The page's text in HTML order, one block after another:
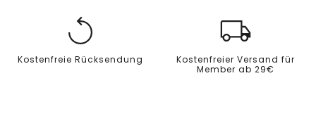
Kostenfreie Rücksendung
Kostenfreier Versand für
Member ab 29€